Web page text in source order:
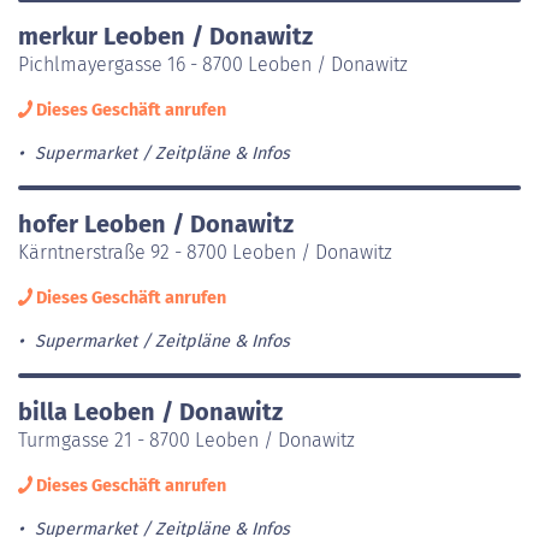
merkur Leoben / Donawitz
Pichlmayergasse 16 - 8700 Leoben / Donawitz
Dieses Geschäft anrufen
Supermarket Zeitpläne & Infos
hofer Leoben / Donawitz
Kärntnerstraße 92 - 8700 Leoben / Donawitz
Dieses Geschäft anrufen
Supermarket Zeitpläne & Infos
billa Leoben / Donawitz
Turmgasse 21 - 8700 Leoben / Donawitz
Dieses Geschäft anrufen
Supermarket Zeitpläne & Infos